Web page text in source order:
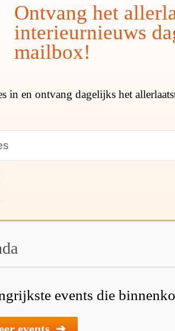
Ontvang het
interieurnieuws
mailbox!
in en ontvang dagelijks het
events die
events ➔